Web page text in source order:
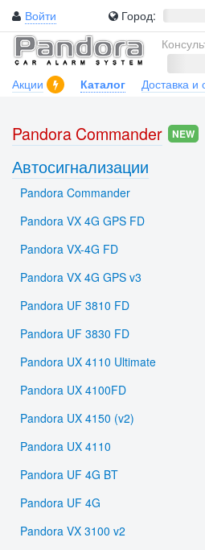
Войти Город:
Акции
Каталог Доставка и
Pandora Commander NEW
Автосигнализации
Pandora Commander
Pandora VX 4G GPS FD
Pandora VX-4G FD
Pandora VX 4G GPS v3
Pandora UF 3810 FD
Pandora UF 3830 FD
Pandora UX 4110 Ultimate
Pandora UX 4100FD
Pandora UX 4150 (v2)
Pandora UX 4110
Pandora UF 4G BT
Pandora UF 4G
Pandora VX 3100 v2